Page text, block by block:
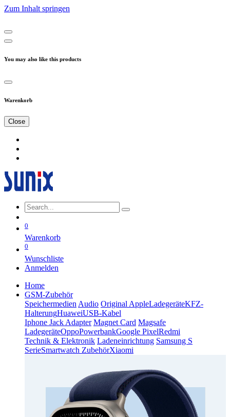
Zum Inhalt springen
You may also like this products
Warenkorb
Close
0
Warenkorb
0
Wunschliste
Anmelden
Home
GSM-Zubehör
Speichermedien Audio Original AppleLadegeräteKFZ-
HalterungHuaweiUSB-Kabel
Iphone Jack Adapter Magnet Card Magsafe
LadegeräteOppoPowerbankGoogle PixelRedmi
Technik & Elektronik Ladeneinrichtung Samsung S
SerieSmartwatch ZubehörXiaomi